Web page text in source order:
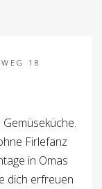
18
Firlefanz
in Omas
dich erfreuen